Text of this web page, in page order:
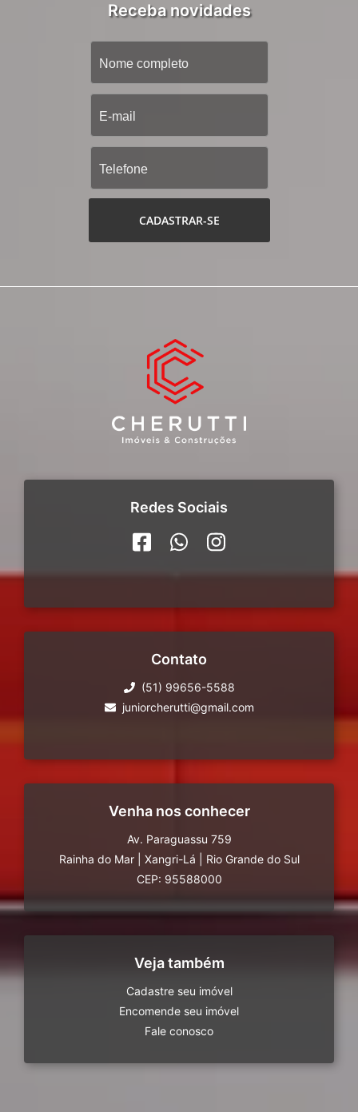
Receba novidades
CADASTRAR-SE
Redes Sociais
Contato
(51) 99656-5588
juniorcherutti@gmail.com
Venha nos conhecer
Av. Paraguassu 759
Rainha do Mar
Xangri-Lá
Rio Grande do Sul
CEP: 95588000
Veja também
Cadastre seu imóvel
Encomende seu imóvel
Fale conosco